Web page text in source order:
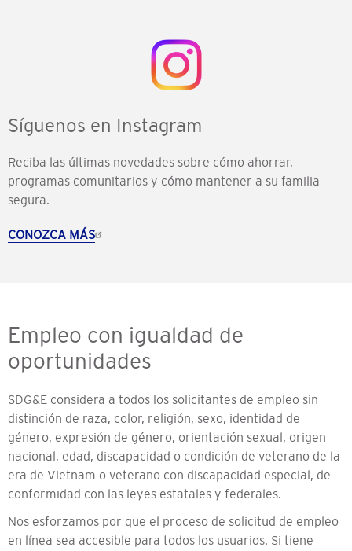
Síguenos en Instagram
Reciba las últimas novedades sobre cómo ahorrar,
programas comunitarios y cómo mantener a su familia
segura.
CONOZCA MÁS
Empleo con igualdad de
oportunidades
SDG&E considera a todos los solicitantes de empleo sin
distinción de raza, color, religión, sexo, identidad de
género, expresión de género, orientación sexual, origen
nacional, edad, discapacidad o condición de veterano de la
era de Vietnam o veterano con discapacidad especial, de
conformidad con las leyes estatales y federales.
Nos esforzamos por que el proceso de solicitud de empleo
en línea sea accesible para todos los usuarios. Si tiene